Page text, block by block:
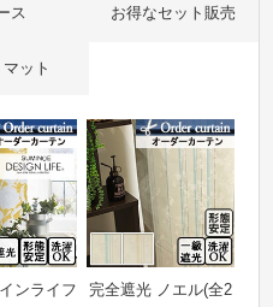
ス お得なセット販売
ット
ンライフ
完全遮光 ノエル(全2